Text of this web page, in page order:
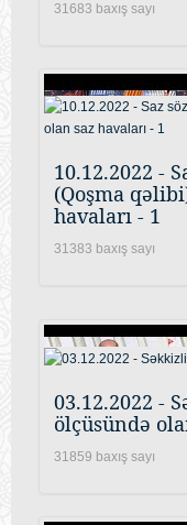
31683 baxış sayı
10.12.2022 -
(Qoşma
havaları - 1
31383 baxış sayı
03.12.2022 -
ölçüsündə
31859 baxış sayı